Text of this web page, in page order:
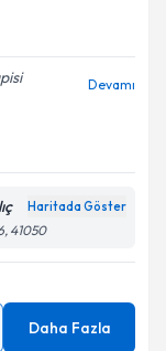
Devamı
Haritada Göster
41050
Daha Fazla